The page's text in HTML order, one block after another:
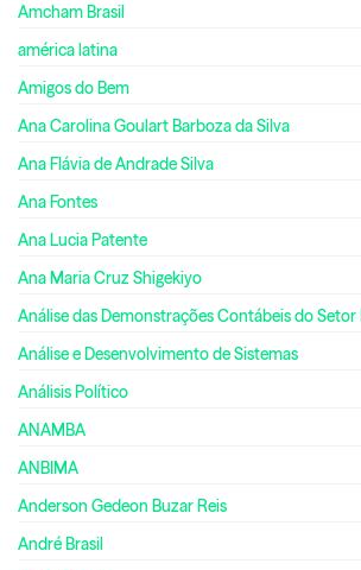
Amcham Brasil
américa latina
Amigos do Bem
Ana Carolina Goulart Barboza da Silva
Ana Flávia de Andrade Silva
Ana Fontes
Ana Lucia Patente
Ana Maria Cruz Shigekiyo
Análise das Demonstrações Contábeis do Setor
Análise e Desenvolvimento de Sistemas
Análisis Político
ANAMBA
ANBIMA
Anderson Gedeon Buzar Reis
André Brasil